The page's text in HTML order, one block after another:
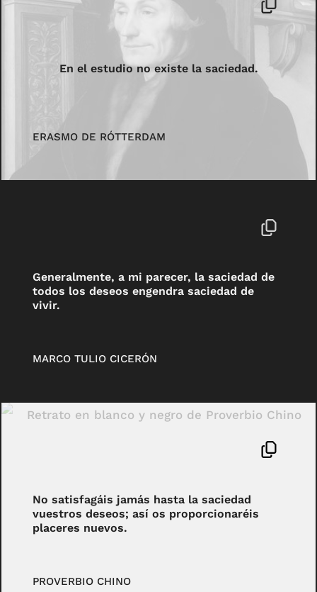
En el estudio no existe la saciedad.
ERASMO DE RÓTTERDAM
Generalmente, a mi parecer, la saciedad de
todos los deseos engendra saciedad de
vivir.
MARCO TULIO CICERÓN
No satisfagáis jamás hasta la saciedad
vuestros deseos; así os proporcionaréis
placeres nuevos.
PROVERBIO CHINO